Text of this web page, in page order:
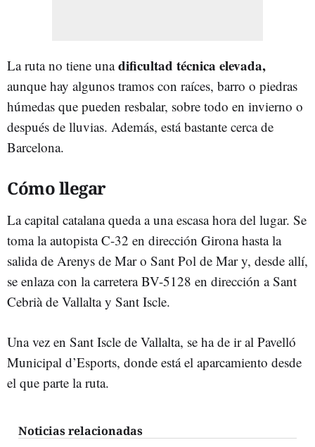
La ruta no tiene unadificultad técnica elevada,
aunque hay algunos tramos con raíces, barro o piedras
húmedas que pueden resbalar, sobre todo en invierno o
después de lluvias. Además, está bastante cerca de
Barcelona.
Cómo llegar
La capital catalana queda a una escasa hora del lugar. Se
toma la autopista C-32 en dirección Girona hasta la
salida de Arenys de Mar o Sant Pol de Mar y, desde allí,
se enlaza con la carretera BV-5128 en dirección a Sant
Cebrià de Vallalta y Sant Iscle.
Una vez en Sant Iscle de Vallalta, se ha de ir al Pavelló
Municipal d’Esports, donde está el aparcamiento desde
el que parte la ruta.
Noticias relacionadas